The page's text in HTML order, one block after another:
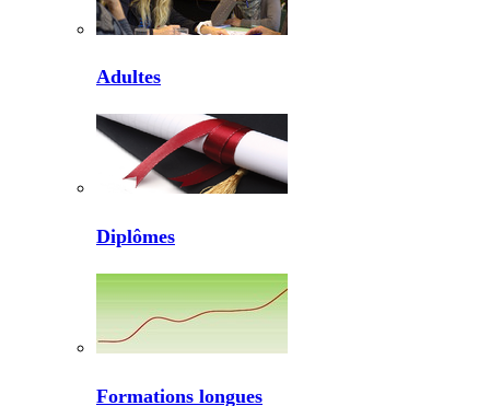
Adultes
Diplômes
Formations longues